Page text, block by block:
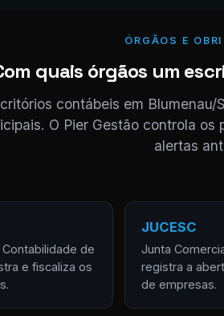
ÓRGÃOS E
quais órgãos um
contábeis em
O Pier Gestão controla
alertas
de
e fiscaliza os
JUCESC
Junta
registra a
de empresas.